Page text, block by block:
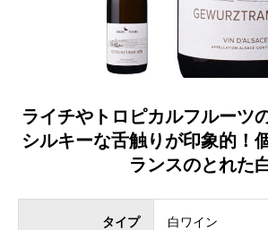
ライチやトロピカルフルーツ
シルキーな舌触りが印象的！
ランスのとれた
タイプ 白ワイン